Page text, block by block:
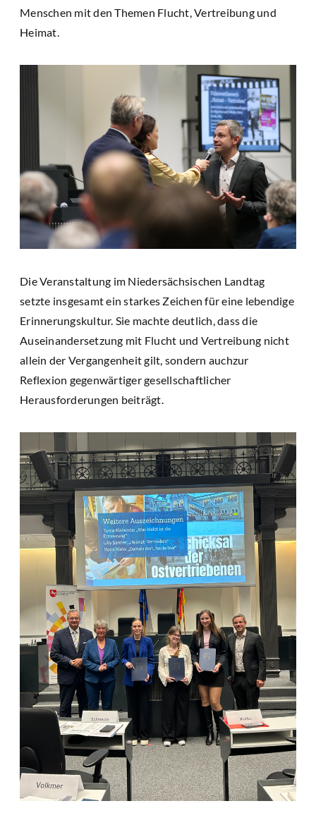
Menschen mit den Themen Flucht, Vertreibung und
Heimat.
Die Veranstaltung im Niedersächsischen Landtag
setzte insgesamt ein starkes Zeichen für eine lebendige
Erinnerungskultur. Sie machte deutlich, dass die
Auseinandersetzung mit Flucht und Vertreibung nicht
allein der Vergangenheit gilt, sondern auchzur
Reflexion gegenwärtiger gesellschaftlicher
Herausforderungen beiträgt.